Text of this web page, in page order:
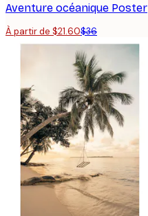
Aventure océanique Poster
À partir de $21.60$36